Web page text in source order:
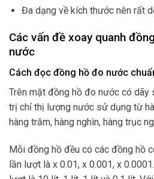
Đa dạng về kích thước nên rất
Các vấn đề xoay quanh
nước
Cách đọc đồng hồ đo nước
Trên mặt đồng hồ đo nước có
trị chỉ thị lượng nước sử dụng từ
hàng trăm, hàng nghìn, hàng trục
Mỗi đồng hồ đều có các đồng hồ
lần lượt là x 0.01, x 0.001, x